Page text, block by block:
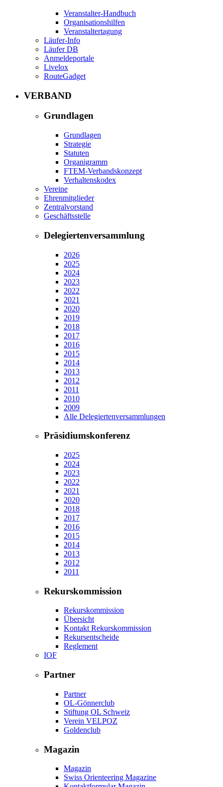
Veranstalter-Handbuch
Organisationshilfen
Veranstaltertagung
Läufer-Info
Läufer DB
Anmeldeportale
Livelox
RouteGadget
VERBAND
Grundlagen
Grundlagen
Strategie
Statuten
Organigramm
FTEM-Verbandskonzept
Verhaltenskodex
Vereine
Ehrenmitglieder
Zentralvorstand
Geschäftsstelle
Delegiertenversammlung
2026
2025
2024
2023
2022
2021
2020
2019
2018
2017
2016
2015
2014
2013
2012
2011
2010
2009
Alle Delegiertenversammlungen
Präsidiumskonferenz
2025
2024
2023
2022
2021
2020
2018
2017
2016
2015
2014
2013
2012
2011
Rekurskommission
Rekurskommission
Übersicht
Kontakt Rekurskommission
Rekursentscheide
Reglement
IOF
Partner
Partner
OL-Gönnerclub
Stiftung OL Schweiz
Verein VELPOZ
Goldenclub
Magazin
Magazin
Swiss Orienteering Magazine